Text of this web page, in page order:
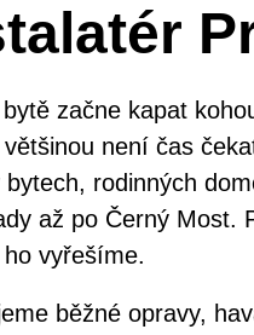
začne kapat
není čas
bytech, rodinných
až po Černý Most.
vyřešíme.
běžné opravy,